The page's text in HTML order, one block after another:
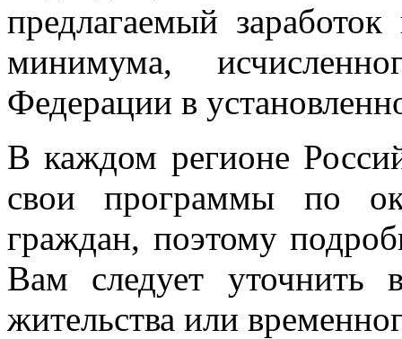
предлагаемый
минимума,
Федерации в
В каждом регионе
свои программы по
граждан, поэтому
Вам следует уточнить
жительства или